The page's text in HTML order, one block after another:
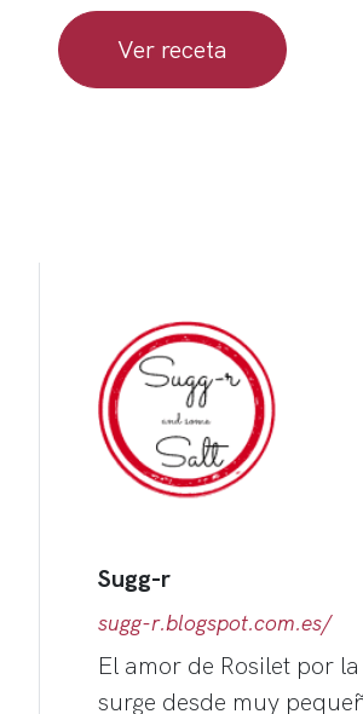
Ver receta
Sugg-r
sugg-r.blogspot.com.es/
El amor de Rosilet por
surge desde muy